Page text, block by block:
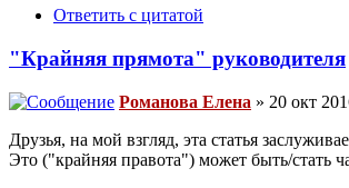
Ответить с цитатой
"Крайняя прямота" руководителя
Романова Елена » 20 окт
Друзья, на мой взгляд, эта статья
Это ("крайняя правота") может быть/стать